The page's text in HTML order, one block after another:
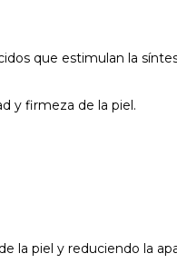
que estimulan la
y firmeza de la piel.
la piel y reduciendo la